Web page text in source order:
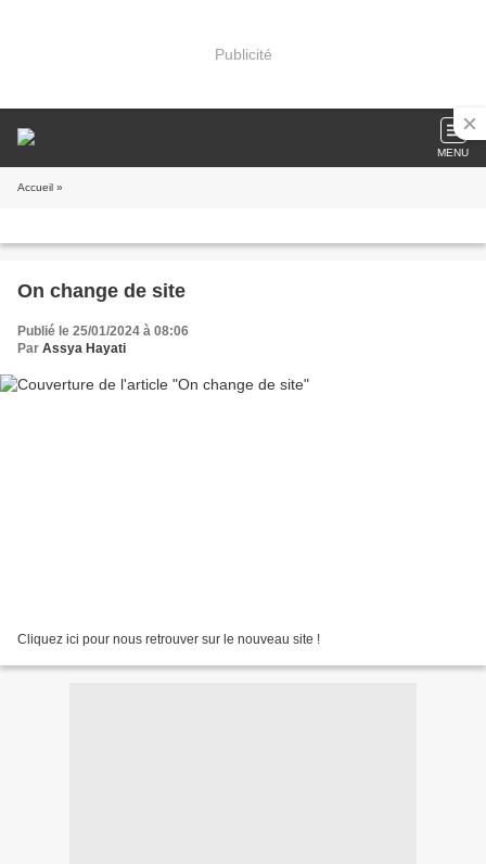
Publicité
MENU
Accueil »
On change de site
Publié le 25/01/2024 à 08:06
Par Assya Hayati
Cliquez ici pour nous retrouver sur le nouveau site !